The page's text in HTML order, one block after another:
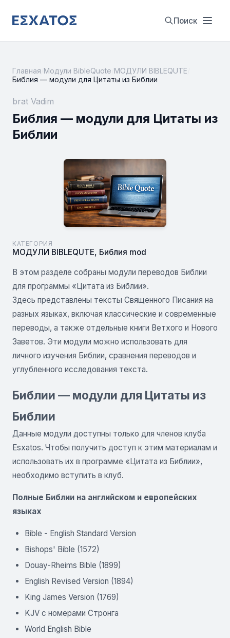
Поиск
Главная Модули BibleQuote МОДУЛИ BIBLEQUTE
Библия — модули для Цитаты из Библии
brat Vadim
Библия — модули для Цитаты из
Библии
КАТЕГОРИЯ
МОДУЛИ BIBLEQUTE, Библия mod
В этом разделе собраны модули переводов Библии
для программы «Цитата из Библии».
Здесь представлены тексты Священного Писания на
разных языках, включая классические и современные
переводы, а также отдельные книги Ветхого и Нового
Заветов. Эти модули можно использовать для
личного изучения Библии, сравнения переводов и
углубленного исследования текста.
Библии — модули для Цитаты из
Библии
Данные модули доступны только для членов клуба
Esxatos. Чтобы получить доступ к этим материалам и
использовать их в программе «Цитата из Библии»,
необходимо вступить в клуб.
Полные Библии на английском и европейских
языках
Bible - English Standard Version
Bishops' Bible (1572)
Douay-Rheims Bible (1899)
English Revised Version (1894)
King James Version (1769)
KJV с номерами Стронга
World English Bible